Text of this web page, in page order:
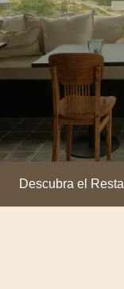
DESCUBRIR
WHAT'S
CORRIERE
HISTORIA
CONTACTO
Descubra el